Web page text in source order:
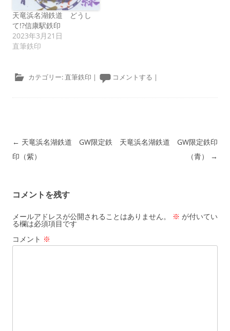
天竜浜名湖鉄道 どうし
て!?信康駅鉄印
2023年3月21日
直筆鉄印
カテゴリー: 直筆鉄印 | コメントする |
投稿ナビゲーション
← 天竜浜名湖鉄道 GW限定鉄
印（紫）
天竜浜名湖鉄道 GW限定鉄印
（青）
→
コメントを残す
メールアドレスが公開されることはありません。 ※ が付いてい
る欄は必須項目です
コメント ※